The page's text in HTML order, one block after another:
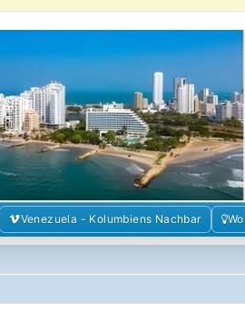
im Kolumbienforum
Venezuela - Kolumbiens Nachbar